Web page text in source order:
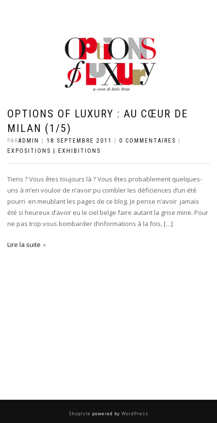
OPTIONS OF LUXURY : AU CŒUR DE
MILAN (1/5)
PARADMIN 18 SEPTEMBRE 2011 0 COMMENTAIRES
EXPOSITIONS | EXHIBITIONS
Tiens ? Vous êtes toujours là ? Vous êtes probablement quelques-
uns à m’en vouloir de n’avoir pu combler les déficiences d’un été
pourri en meublant les pages de ce blog. Je pense n’avoir jamais
été si heureux d’avoir eu le ciel belge faire autant la grise mine. Pour
ne pas trop vous bombarder d’informations à la fois, […]
Lire la suite
ShopIsle powered by WordPress